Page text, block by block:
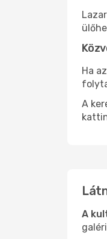
Ha
A
A